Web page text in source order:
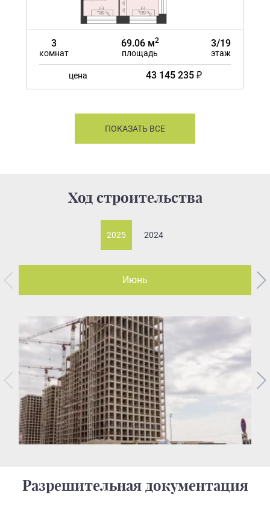
3
комнат
69.06 м2
площадь
3/19
этаж
цена 43 145 235 ₽
ПОКАЗАТЬ ВСЕ
Ход строительства
2025 2024
Июнь
Разрешительная документация